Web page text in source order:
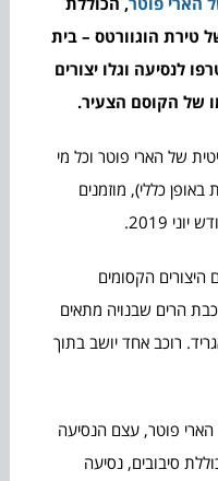
טירת הוגוורטס – בית
לנסיעה וגלו יצורים
של הקוסם הצעיר.
של הארי פוטר וכל מי
כללי), מוזמנים
2019.
הקסומים
הרים שבנויה מתאים
רוכב אחד יושב בתוך
פוטר, עצם הנסיעה
סיבובים, נסיעה